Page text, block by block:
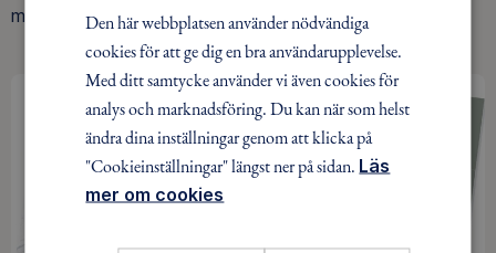
med att skydda allemansrätten.
Den här webbplatsen använder nödvändiga
cookies för att ge dig en bra användarupplevelse.
Med ditt samtycke använder vi även cookies för
analys och marknadsföring. Du kan när som helst
ändra dina inställningar genom att klicka på
"Cookieinställningar" längst ner på sidan. Läs
mer om cookies